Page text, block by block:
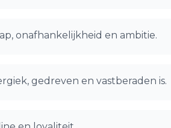
onafhankelijkheid en ambitie.
gedreven en vastberaden is.